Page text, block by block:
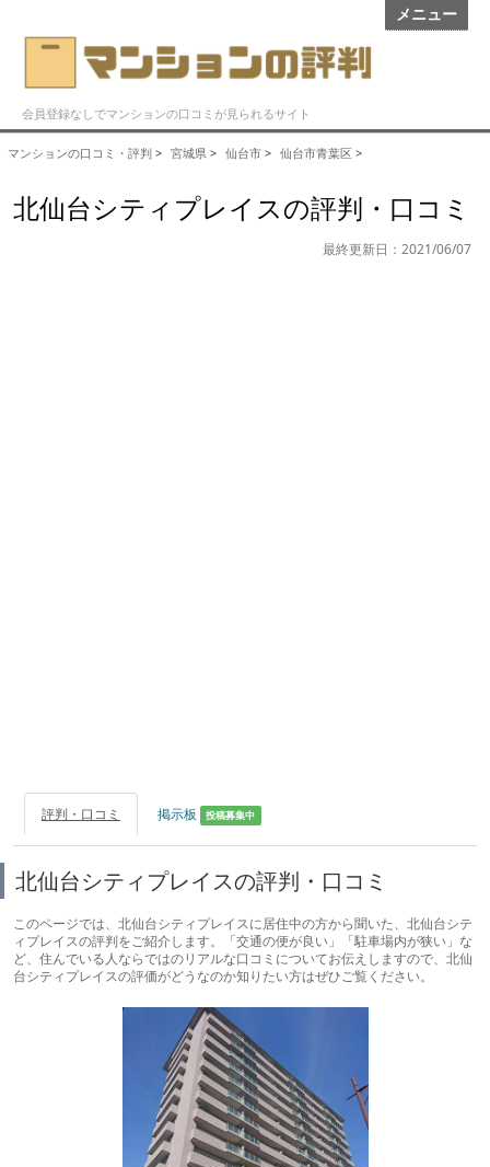
メニュー
会員登録なしでマンションの口コミが見られるサイト
マンションの口コミ・評判 > 宮城県 > 仙台市 > 仙台市青葉区 >
北仙台シティプレイスの評判・口コミ
最終更新日：2021/06/07
評判・口コミ 掲示板 投稿募集中
北仙台シティプレイスの評判・口コミ
このページでは、北仙台シティプレイスに居住中の方から聞いた、北仙台シテ
ィプレイスの評判をご紹介します。「交通の便が良い」「駐車場内が狭い」な
ど、住んでいる人ならではのリアルな口コミについてお伝えしますので、北仙
台シティプレイスの評価がどうなのか知りたい方はぜひご覧ください。